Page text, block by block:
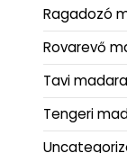
Ragadozó
Rovarevő
Tavi
Tengeri